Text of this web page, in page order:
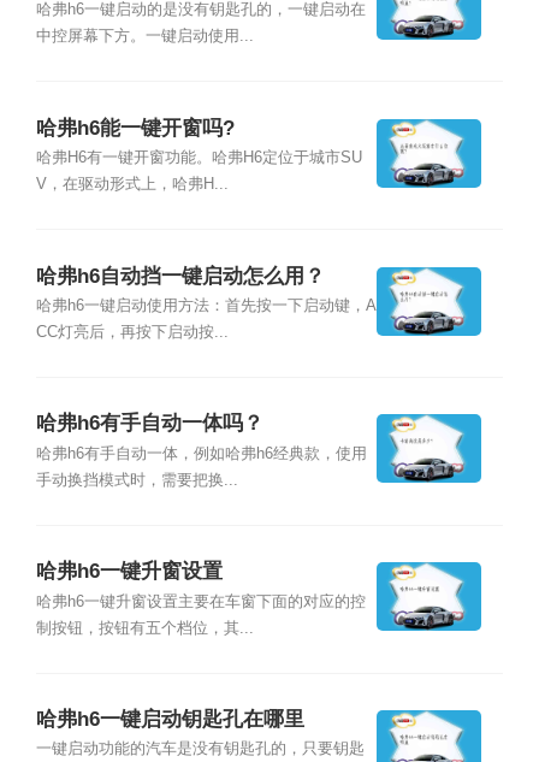
哈弗h6一键启动的是没有钥匙孔的，一键启动在
中控屏幕下方。一键启动使用...
哈弗h6能一键开窗吗?
哈弗H6有一键开窗功能。哈弗H6定位于城市SU
V，在驱动形式上，哈弗H...
哈弗h6自动挡一键启动怎么用？
哈弗h6一键启动使用方法：首先按一下启动键，A
CC灯亮后，再按下启动按...
哈弗h6有手自动一体吗？
哈弗h6有手自动一体，例如哈弗h6经典款，使用
手动换挡模式时，需要把换...
哈弗h6一键升窗设置
哈弗h6一键升窗设置主要在车窗下面的对应的控
制按钮，按钮有五个档位，其...
哈弗h6一键启动钥匙孔在哪里
一键启动功能的汽车是没有钥匙孔的，只要钥匙